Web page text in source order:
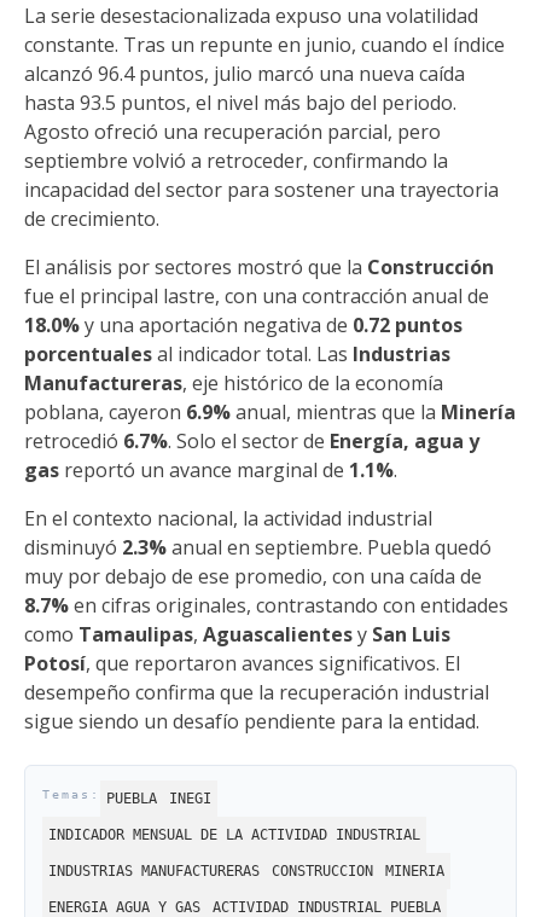
La serie desestacionalizada expuso una volatilidad
constante. Tras un repunte en junio, cuando el índice
alcanzó 96.4 puntos, julio marcó una nueva caída
hasta 93.5 puntos, el nivel más bajo del periodo.
Agosto ofreció una recuperación parcial, pero
septiembre volvió a retroceder, confirmando la
incapacidad del sector para sostener una trayectoria
de crecimiento.
El análisis por sectores mostró que la Construcción
fue el principal lastre, con una contracción anual de
18.0%y una aportación negativa de 0.72 puntos
porcentualesal indicador total. Las Industrias
Manufactureras, eje histórico de la economía
poblana, cayeron 6.9%anual, mientras que la Minería
retrocedió 6.7%. Solo el sector de Energía, agua y
gas reportó un avance marginal de 1.1%.
En el contexto nacional, la actividad industrial
disminuyó 2.3%anual en septiembre. Puebla quedó
muy por debajo de ese promedio, con una caída de
8.7%en cifras originales, contrastando con entidades
como Tamaulipas, Aguascalientesy San Luis
Potosí, que reportaron avances significativos. El
desempeño confirma que la recuperación industrial
sigue siendo un desafío pendiente para la entidad.
PUEBLA INEGI
INDICADOR MENSUAL DE LA ACTIVIDAD INDUSTRIAL
INDUSTRIAS MANUFACTURERAS CONSTRUCCION MINERIA
ENERGIA AGUA Y GAS ACTIVIDAD INDUSTRIAL PUEBLA